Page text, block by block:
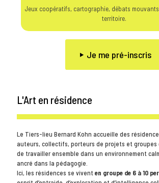
Jeux coopératifs, cartographie, débats
territoire.
Je me pré-inscris
L'Art en résidence
Le Tiers-lieu Bernard Kohn accueille des
auteurs, collectifs, porteurs de projets et
de travailler ensemble dans un environnement
ancré dans la pédagogie.
Ici, les résidences se vivent en groupe de 6 à 10